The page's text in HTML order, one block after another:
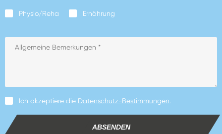
Physio/Reha Ernährung
Ich akzeptiere die Datenschutz-Bestimmungen.
ABSENDEN